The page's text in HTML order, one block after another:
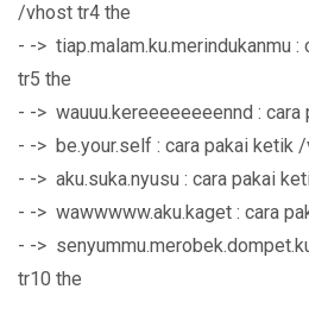
/vhost tr4 the
- -> tiap.malam.ku.merindukanmu
tr5 the
- -> wauuu.kereeeeeeeennd :
- -> be.your.self : cara pakai ketik
- -> aku.suka.nyusu : cara pakai
- -> wawwwww.aku.kaget : cara
- ->
tr10 the